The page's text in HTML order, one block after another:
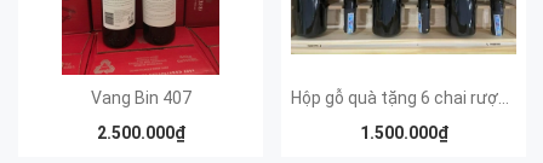
Vang Bin 407
2.500.000₫
1.500.000₫